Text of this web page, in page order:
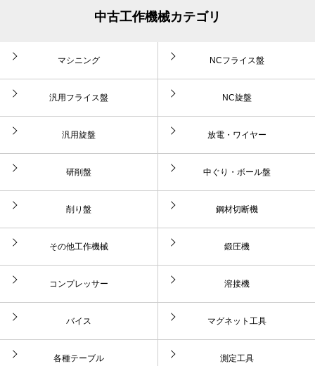
中古工作機械カテゴリ
マシニング NCフライス盤
汎用フライス盤 NC旋盤
汎用旋盤 放電・ワイヤー
研削盤 中ぐり・ボール盤
削り盤 鋼材切断機
その他工作機械 鍛圧機
コンプレッサー 溶接機
バイス マグネット工具
各種テーブル 測定工具